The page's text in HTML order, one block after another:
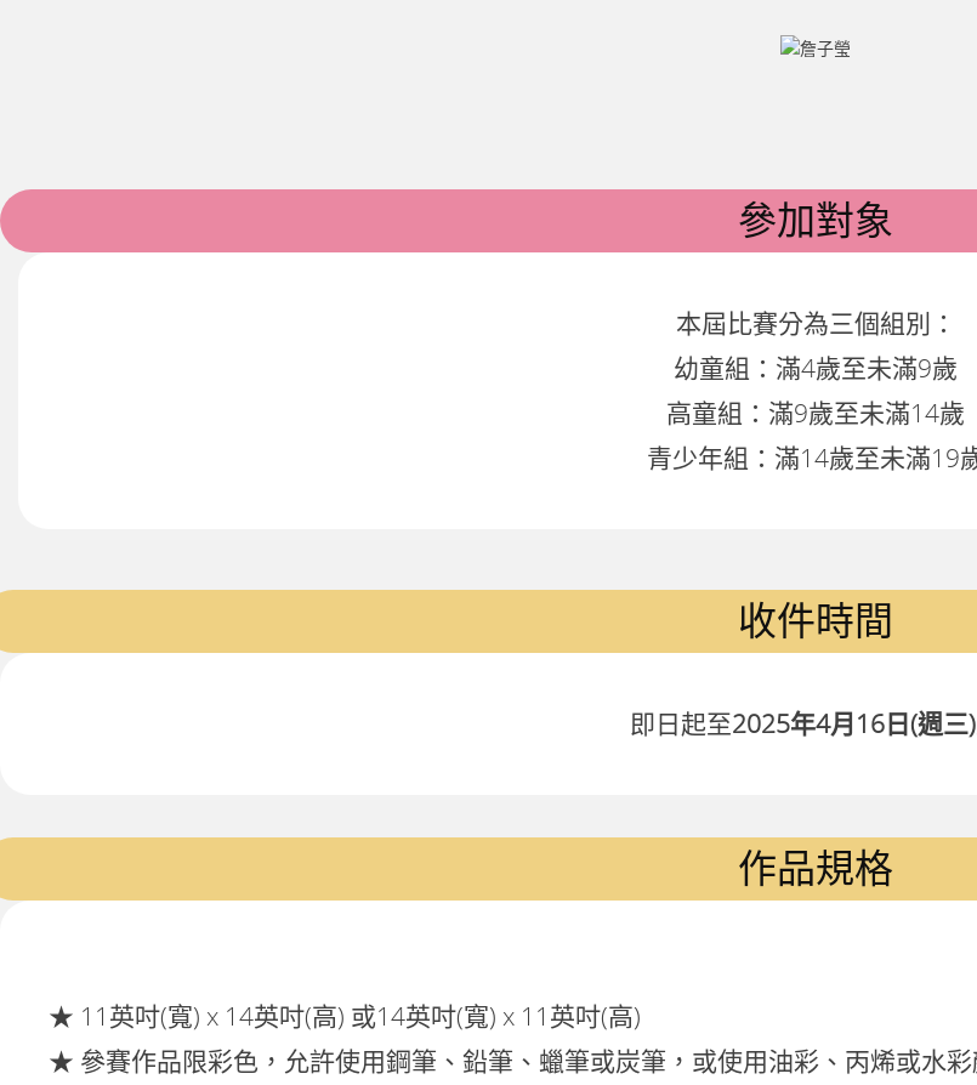
參加對象
本屆比賽分為三個組別：
幼童組：滿4歲至未滿9歲
高童組：滿9歲至未滿14歲
青少年組：滿14歲至未滿19
收件時間
即日起至2025年4月16日(週三)
作品規格
★ 11英吋(寬) x 14英吋(高) 或14英吋(寬) x 11英吋(高)
★ 參賽作品限彩色，允許使用鋼筆、鉛筆、蠟筆或炭筆，或使用油彩、丙烯或水